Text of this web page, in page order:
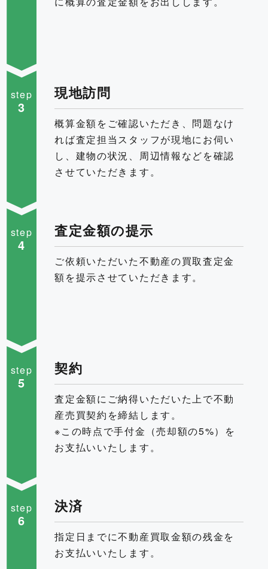
step
3
現地訪問
概算金額をご確認いただき、問題なけ
れば査定担当スタッフが現地にお伺い
し、建物の状況、周辺情報などを確認
させていただきます。
step
4
査定金額の提示
ご依頼いただいた不動産の買取査定金
額を提示させていただきます。
step
5
契約
査定金額にご納得いただいた上で不動
産売買契約を締結します。
※この時点で手付金（売却額の5%）を
お支払いいたします。
step
6
決済
指定日までに不動産買取金額の残金を
お支払いいたします。